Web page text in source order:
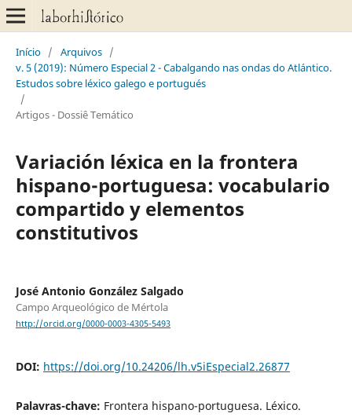
Início / Arquivos /
v. 5 (2019): Número Especial 2 - Cabalgando nas ondas do Atlántico.
Estudos sobre léxico galego e portugués
/
Artigos - Dossiê Temático
Variación léxica en la frontera
hispano-portuguesa: vocabulario
compartido y elementos
constitutivos
José Antonio González Salgado
Campo Arqueológico de Mértola
http://orcid.org/0000-0003-4305-5493
DOI: https://doi.org/10.24206/lh.v5iEspecial2.26877
Palavras-chave: Frontera hispano-portuguesa. Léxico.